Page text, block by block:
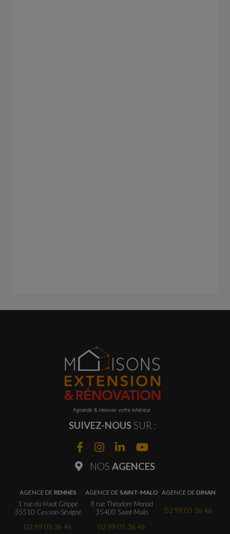
SUIVEZ-NOUSSUR :
NOS AGENCES
AGENCE DERENNES
1 rue du Haut Grippé
35510 Cesson-Sévigné
02 99 05 36 46
AGENCE DE SAINT-MALO
8 rue Théodore Monod
35400 Saint-Malo
02 99 05 36 46
AGENCE DE DINAN
02 99 05 36 46